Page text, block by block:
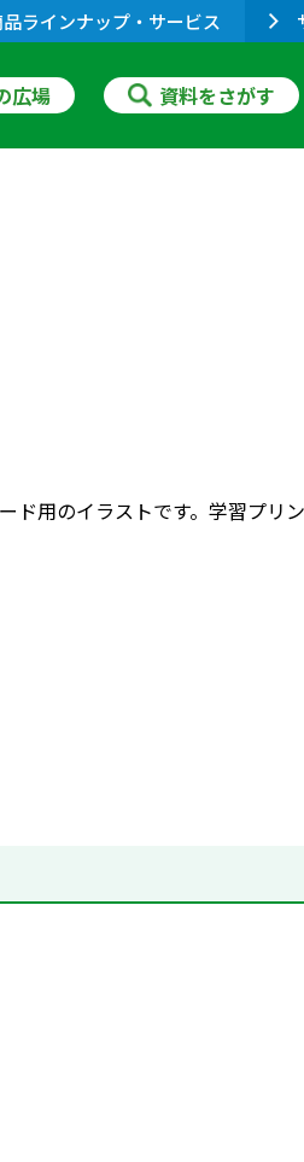
品ラインナップ・サービス
広場 資料をさがす
ド用のイラストです。学習プ